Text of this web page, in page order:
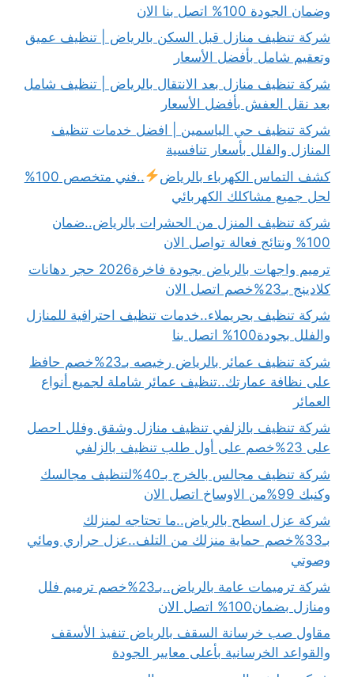
وضمان الجودة 100% اتصل بنا الان
شركة تنظيف منازل قبل السكن بالرياض | تنظيف عميق
وتعقيم شامل بأفضل الأسعار
شركة تنظيف منازل بعد الانتقال بالرياض | تنظيف شامل
بعد نقل العفش بأفضل الأسعار
شركة تنظيف حي الياسمين | افضل خدمات تنظيف
المنازل والفلل بأسعار تنافسية
كشف التماس الكهرباء بالرياض
..فني متخصص 100%
لحل جميع مشاكلك الكهربائي
شركة تنظيف المنزل من الحشرات بالرياض..ضمان
100% ونتائج فعالة تواصل الان
ترميم واجهات بالرياض بجودة فاخرة2026 حجر دهانات
كلادينج بـ23%خصم اتصل الان
شركة تنظيف بحريملاء..خدمات تنظيف احترافية للمنازل
والفلل بجودة100% اتصل بنا
شركة تنظيف عمائر بالرياض رخيصه بـ23%خصم حافظ
على نظافة عمارتك..تنظيف عمائر شاملة لجميع أنواع
العمائر
شركة تنظيف بالزلفي تنظيف منازل وشقق وفلل احصل
على 23%خصم على أول طلب تنظيف بالزلفي
شركة تنظيف مجالس بالخرج بـ40%لتنظيف مجالسك
وكنبك 99%من الاوساخ اتصل الان
شركة عزل اسطح بالرياض..ما تحتاجه لمنزلك
بـ33%خصم حماية منزلك من التلف..عزل حراري ومائي
وصوتي
شركة ترميمات عامة بالرياض..بـ23%خصم ترميم فلل
ومنازل بضمان100% اتصل الان
مقاول صب خرسانة السقف بالرياض تنفيذ الأسقف
والقواعد الخرسانية بأعلى معايير الجودة